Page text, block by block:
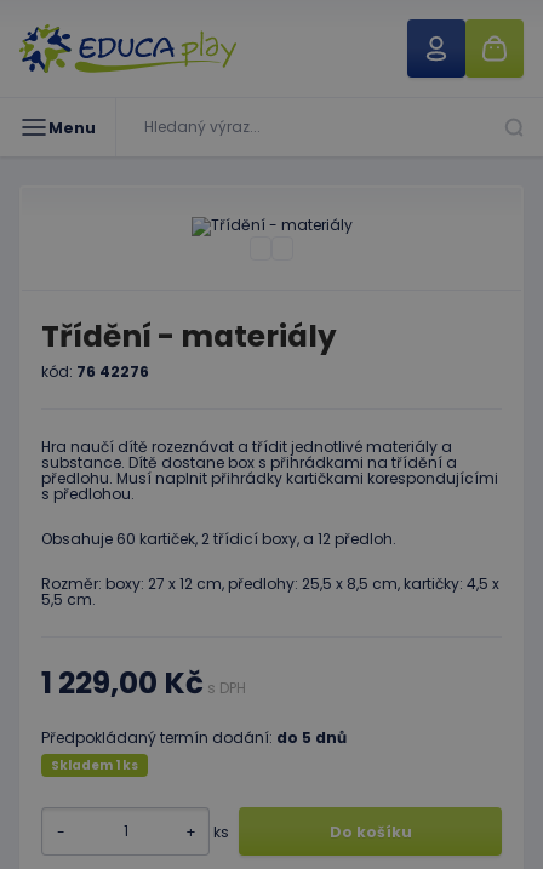
Menu
Třídění - materiály
kód: 76 42276
Hra naučí dítě rozeznávat a třídit jednotlivé materiály a
substance. Dítě dostane box s přihrádkami na třídění a
předlohu. Musí naplnit přihrádky kartičkami korespondujícími
s předlohou.
Obsahuje 60 kartiček, 2 třídicí boxy, a 12 předloh.
Rozměr: boxy: 27 x 12 cm, předlohy: 25,5 x 8,5 cm, kartičky: 4,5 x
5,5 cm.
1 229,00 Kč s DPH
Předpokládaný termín dodání: do 5 dnů
Skladem 1 ks
- + ks Do košíku